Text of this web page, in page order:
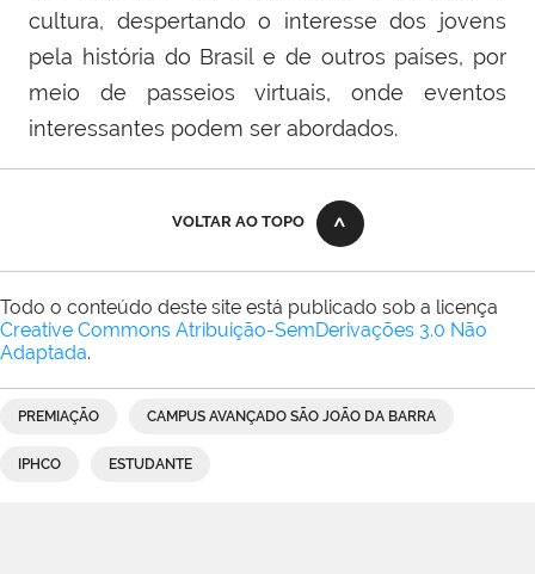
cultura, despertando o interesse dos jovens
pela história do Brasil e de outros países, por
meio de passeios virtuais, onde eventos
interessantes podem ser abordados.
VOLTAR AO TOPO
Todo o conteúdo deste site está publicado sob a licença
Creative Commons Atribuição-SemDerivações 3.0 Não
Adaptada.
PREMIAÇÃO CAMPUS AVANÇADO SÃO JOÃO DA BARRA
IPHCO ESTUDANTE